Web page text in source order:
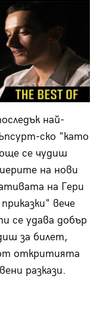
най-
ско "като
се чудиш
на нови
на Гери
вече
се удава добър
за билет,
от откритията
разкази.